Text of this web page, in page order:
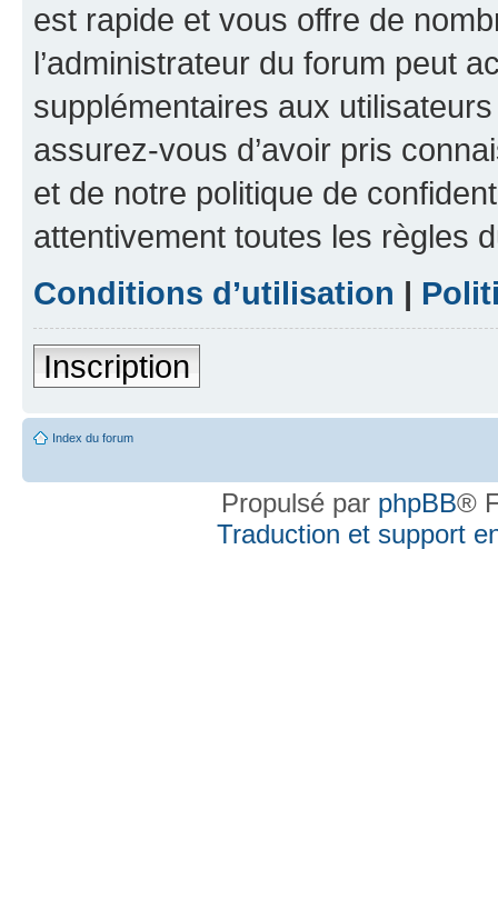
est rapide et vous offre de
l’administrateur du forum peut
supplémentaires aux
assurez-vous d’avoir pris
et de notre politique de
attentivement toutes les règles
Conditions d’utilisation |
Inscription
Index du forum
Propulsé par phpBB®
Traduction et support